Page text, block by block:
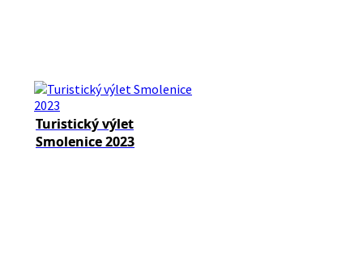
Turistický výlet
Smolenice 2023